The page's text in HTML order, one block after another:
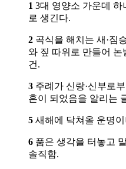
1 3대 영양소 가운데 하
로 생긴다.
2 곡식을 해치는 새·짐
와 짚 따위로 만들어
건.
3 주례가 신랑·신부로
혼이 되었음을 알리는
5 새해에 닥쳐올 운명
6 품은 생각을 터놓고
솔직함.